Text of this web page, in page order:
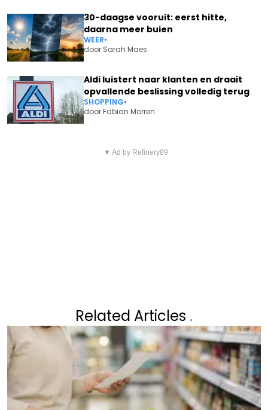
30-daagse vooruit: eerst hitte,
daarna meer buien
WEER•
door Sarah Maes
Aldi luistert naar klanten en draait
opvallende beslissing volledig terug
SHOPPING•
doorFabian Morren
POLITIE RIJDT DEZE ZOMER
▼ Ad by Refinery89
Related Articles .